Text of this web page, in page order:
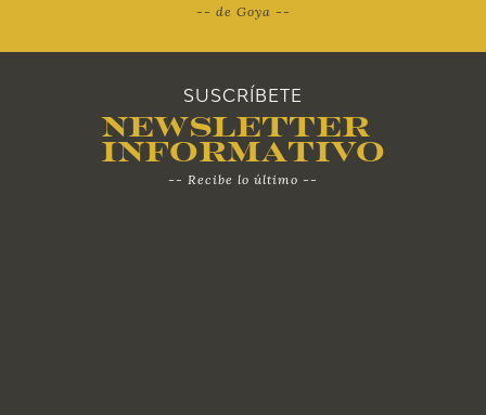
-- de Goya --
SUSCRÍBETE
Newsletter
Informativo
-- Recibe lo último --